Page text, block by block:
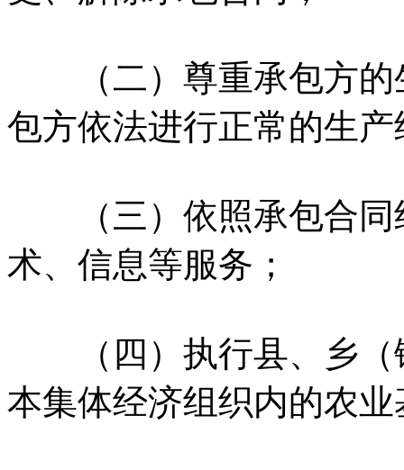
（二）尊重承包方的
包方依法进行正常的生
（三）依照承包合同
术、信息等服务；
（四）执行县、乡（
本集体经济组织内的农